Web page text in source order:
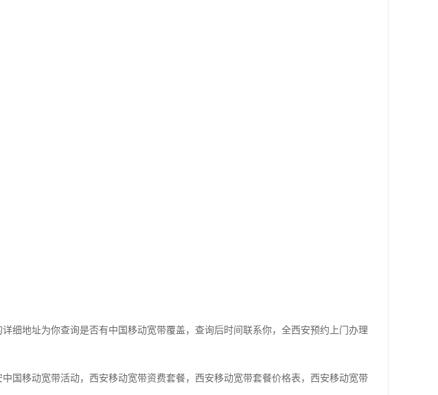
细地址为你查询是否有中国移动宽带覆盖，查询后时间联系你，全西安预约上门办理
国移动宽带活动，西安移动宽带资费套餐，西安移动宽带套餐价格表，西安移动宽带